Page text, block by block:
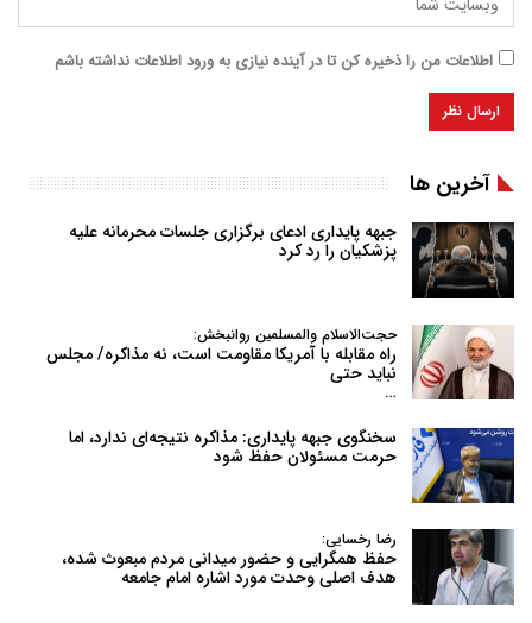
اطلاعات من را ذخیره کن تا در آینده نیازی به ورود اطلاعات نداشته باشم
آخرین ها
جبهه پایداری ادعای برگزاری جلسات محرمانه علیه
پزشکیان را رد کرد
حجت‌الاسلام والمسلمین روانبخش:
راه مقابله با آمریکا مقاومت است، نه مذاکره/ مجلس
نباید حتی
…
سخنگوی جبهه پایداری: مذاکره نتیجه‌ای ندارد، اما
حرمت مسئولان حفظ شود
رضا رخسایی:
حفظ همگرایی و حضور میدانی مردم مبعوث شده،
هدف اصلی وحدت مورد اشاره امام جامعه